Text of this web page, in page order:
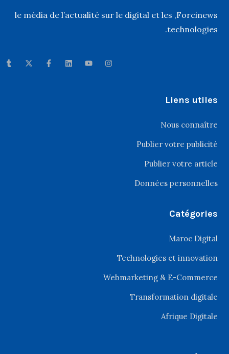
Forcinews
, le média de l’actualité sur le digital et les
technologies.
Liens utiles
Nous connaître
Publier votre publicité
Publier votre article
Données personnelles
Catégories
Maroc Digital
Technologies et innovation
Webmarketing & E-Commerce
Transformation digitale
Afrique Digitale